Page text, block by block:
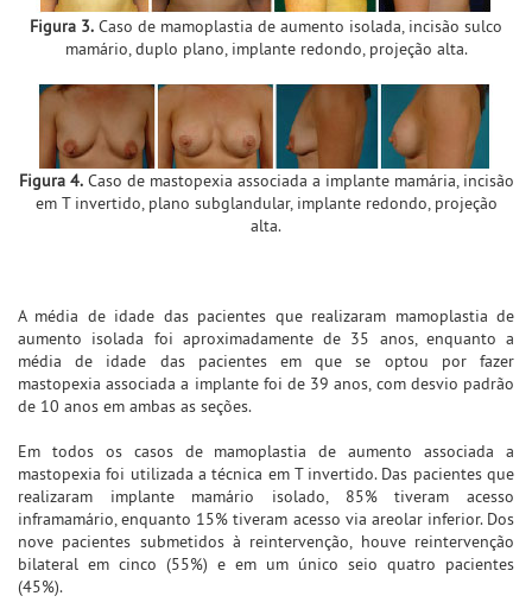
Figura 3. Caso de mamoplastia de aumento isolada, incisão sulco
mamário, duplo plano, implante redondo, projeção alta.
Figura 4.Caso de mastopexia associada a implante mamária, incisão
em T invertido, plano subglandular, implante redondo, projeção
alta.
A média de idade das pacientes que realizaram mamoplastia de
aumento isolada foi aproximadamente de 35 anos, enquanto a
média de idade das pacientes em que se optou por fazer
mastopexia associada a implante foi de 39 anos, com desvio padrão
de 10 anos em ambas as seções.
Em todos os casos de mamoplastia de aumento associada a
mastopexia foi utilizada a técnica em T invertido. Das pacientes que
realizaram implante mamário isolado, 85% tiveram acesso
inframamário, enquanto 15% tiveram acesso via areolar inferior. Dos
nove pacientes submetidos à reintervenção, houve reintervenção
bilateral em cinco (55%) e em um único seio quatro pacientes
(45%).